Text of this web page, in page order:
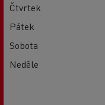
Čtvrtek
Pátek
Sobota
Neděle